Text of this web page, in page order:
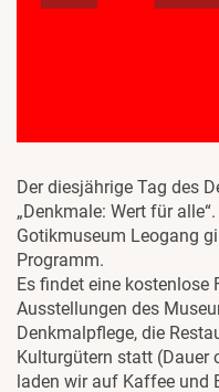
Der diesjährige Tag des
„Denkmale: Wert für
Gotikmuseum Leogang
Programm.
Es findet eine
Ausstellungen des
Denkmalpflege, die
Kulturgütern statt (Dauer
laden wir auf Kaffee und